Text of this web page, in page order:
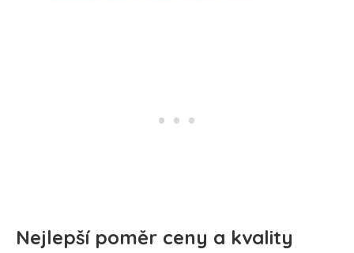
Nejlepší poměr ceny a kvality